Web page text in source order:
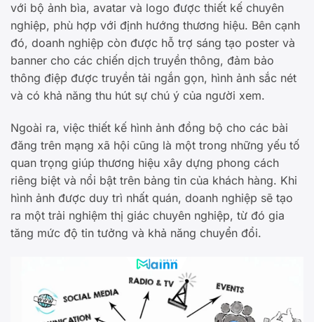
với bộ ảnh bìa, avatar và logo được thiết kế chuyên
nghiệp, phù hợp với định hướng thương hiệu. Bên cạnh
đó, doanh nghiệp còn được hỗ trợ sáng tạo poster và
banner cho các chiến dịch truyền thông, đảm bảo
thông điệp được truyền tải ngắn gọn, hình ảnh sắc nét
và có khả năng thu hút sự chú ý của người xem.
Ngoài ra, việc thiết kế hình ảnh đồng bộ cho các bài
đăng trên mạng xã hội cũng là một trong những yếu tố
quan trọng giúp thương hiệu xây dựng phong cách
riêng biệt và nổi bật trên bảng tin của khách hàng. Khi
hình ảnh được duy trì nhất quán, doanh nghiệp sẽ tạo
ra một trải nghiệm thị giác chuyên nghiệp, từ đó gia
tăng mức độ tin tưởng và khả năng chuyển đổi.